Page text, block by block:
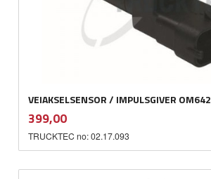
VEIAKSELSENSOR / IMPULSGIVER OM642
Pris
399,00mva.
TRUCKTEC no: 02.17.093